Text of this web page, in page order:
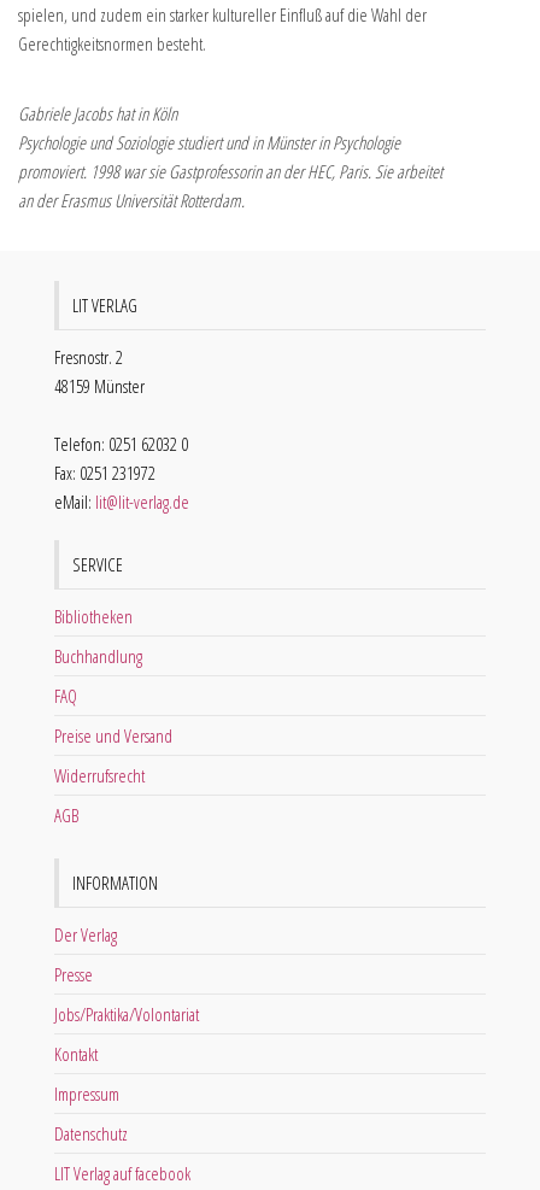
spielen, und zudem ein starker kultureller Einfluß auf die Wahl der
Gerechtigkeitsnormen besteht.
Gabriele Jacobs hat in Köln
Psychologie und Soziologie studiert und in Münster in Psychologie
promoviert. 1998 war sie Gastprofessorin an der HEC, Paris. Sie arbeitet
an der Erasmus Universität Rotterdam.
LIT VERLAG
Fresnostr. 2
48159 Münster
Telefon: 0251 62032 0
Fax: 0251 231972
eMail: lit@lit-verlag.de
SERVICE
Bibliotheken
Buchhandlung
FAQ
Preise und Versand
Widerrufsrecht
AGB
INFORMATION
Der Verlag
Presse
Jobs/Praktika/Volontariat
Kontakt
Impressum
Datenschutz
LIT Verlag auf facebook